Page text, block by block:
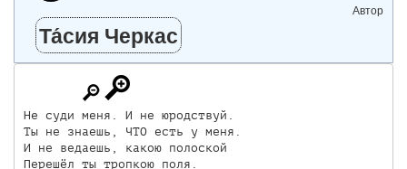
Автор
Та́сия Черкас
Не суди меня. И не юродствуй.
Ты не знаешь, ЧТО есть у меня.
И не ведаешь, какою полоской
Перешёл ты тропкою поля.